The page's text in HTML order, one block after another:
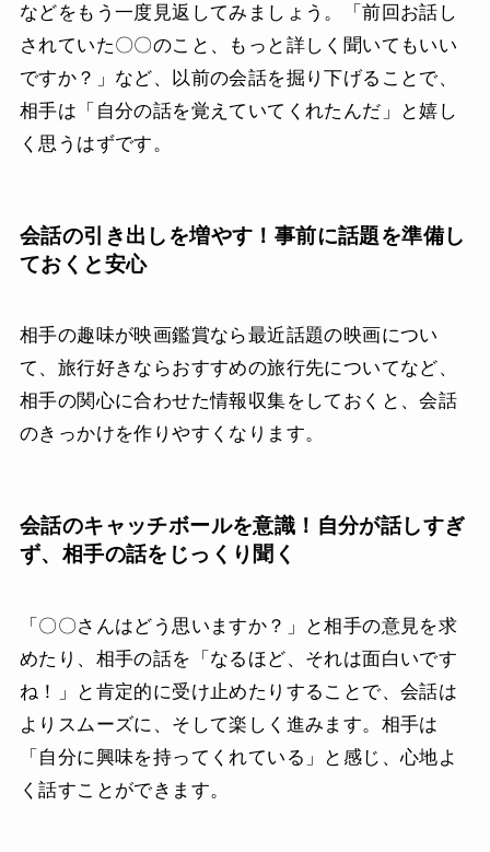
などをもう一度見返してみましょう。「前回お話し
されていた〇〇のこと、もっと詳しく聞いてもいい
ですか？」など、以前の会話を掘り下げることで、
相手は「自分の話を覚えていてくれたんだ」と嬉し
く思うはずです。
会話の引き出しを増やす！事前に話題を準備し
ておくと安心
相手の趣味が映画鑑賞なら最近話題の映画につい
て、旅行好きならおすすめの旅行先についてなど、
相手の関心に合わせた情報収集をしておくと、会話
のきっかけを作りやすくなります。
会話のキャッチボールを意識！自分が話しすぎ
ず、相手の話をじっくり聞く
「〇〇さんはどう思いますか？」と相手の意見を求
めたり、相手の話を「なるほど、それは面白いです
ね！」と肯定的に受け止めたりすることで、会話は
よりスムーズに、そして楽しく進みます。相手は
「自分に興味を持ってくれている」と感じ、心地よ
く話すことができます。